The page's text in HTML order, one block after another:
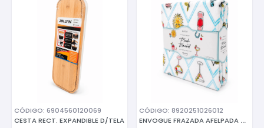
CÓDIGO: 6904560120069
CESTA RECT. EXPANDIBLE D/TELA
CÓDIGO: 8920251026012
ENVOGUE FRAZADA AFELPADA C/DIS